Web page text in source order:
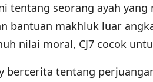
tentang seorang ayah
bantuan makhluk luar
nilai moral, CJ7 cocok
bercerita tentang